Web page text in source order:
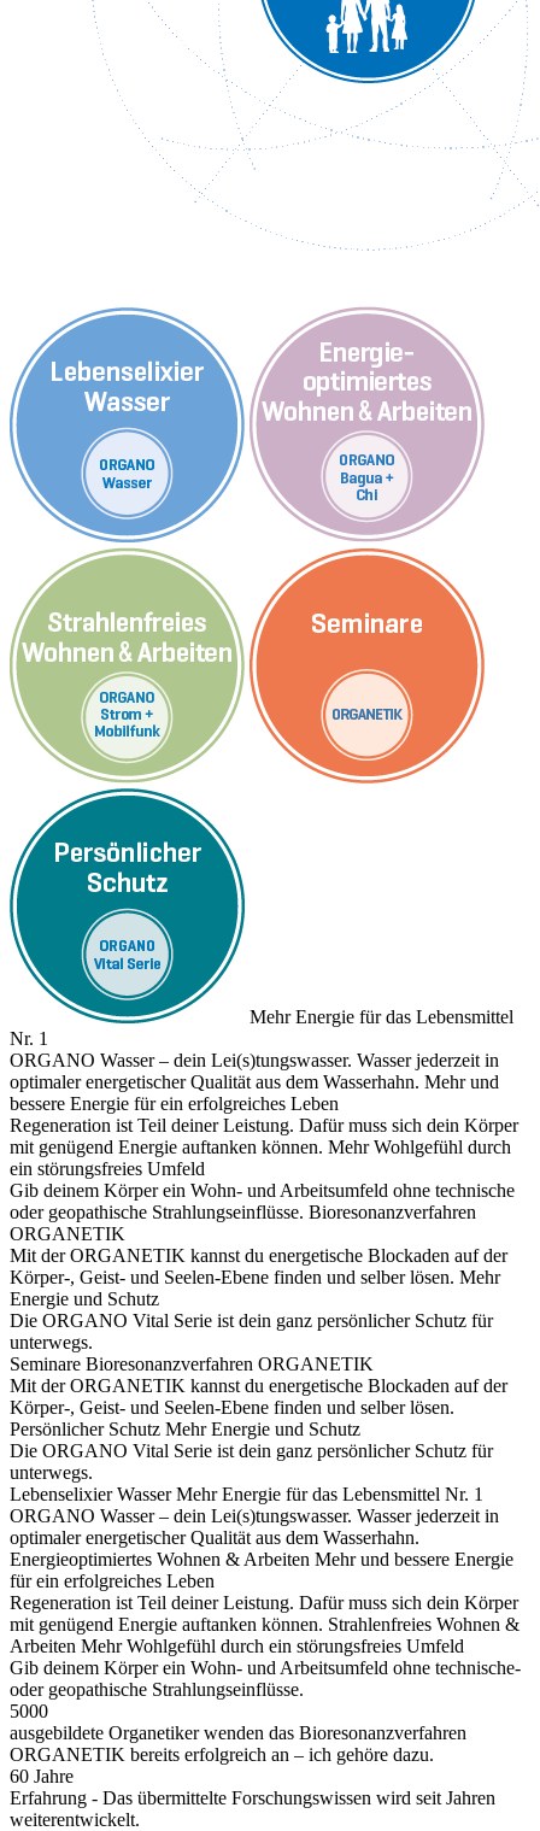
Mehr Energie für das Lebensmittel
Nr. 1
ORGANO Wasser – dein Lei(s)tungswasser. Wasser jederzeit in
optimaler energetischer Qualität aus dem Wasserhahn. Mehr und
bessere Energie für ein erfolgreiches Leben
Regeneration ist Teil deiner Leistung. Dafür muss sich dein Körper
mit genügend Energie auftanken können. Mehr Wohlgefühl durch
ein störungsfreies Umfeld
Gib deinem Körper ein Wohn- und Arbeitsumfeld ohne technische
oder geopathische Strahlungseinflüsse. Bioresonanzverfahren
ORGANETIK
Mit der ORGANETIK kannst du energetische Blockaden auf der
Körper-, Geist- und Seelen-Ebene finden und selber lösen. Mehr
Energie und Schutz
Die ORGANO Vital Serie ist dein ganz persönlicher Schutz für
unterwegs.
Seminare Bioresonanzverfahren ORGANETIK
Mit der ORGANETIK kannst du energetische Blockaden auf der
Körper-, Geist- und Seelen-Ebene finden und selber lösen.
Persönlicher Schutz Mehr Energie und Schutz
Die ORGANO Vital Serie ist dein ganz persönlicher Schutz für
unterwegs.
Lebenselixier Wasser Mehr Energie für das Lebensmittel Nr. 1
ORGANO Wasser – dein Lei(s)tungswasser. Wasser jederzeit in
optimaler energetischer Qualität aus dem Wasserhahn.
Energieoptimiertes Wohnen & Arbeiten Mehr und bessere Energie
für ein erfolgreiches Leben
Regeneration ist Teil deiner Leistung. Dafür muss sich dein Körper
mit genügend Energie auftanken können. Strahlenfreies Wohnen &
Arbeiten Mehr Wohlgefühl durch ein störungsfreies Umfeld
Gib deinem Körper ein Wohn- und Arbeitsumfeld ohne technische-
oder geopathische Strahlungseinflüsse.
5000
ausgebildete Organetiker wenden das Bioresonanzverfahren
ORGANETIK bereits erfolgreich an – ich gehöre dazu.
60 Jahre
Erfahrung - Das übermittelte Forschungswissen wird seit Jahren
weiterentwickelt.